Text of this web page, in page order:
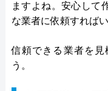
ますよね。安心して
な業者に依頼すれば
信頼できる業者を見
う。